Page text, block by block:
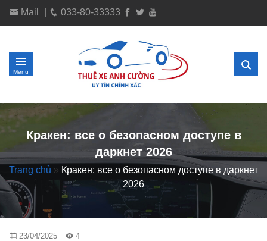
Mail 033-80-33333
Menu
Кракен: все о безопасном доступе в
даркнет 2026
Trang chủ » Кракен: все о безопасном доступе в даркнет
2026
23/04/2025 4